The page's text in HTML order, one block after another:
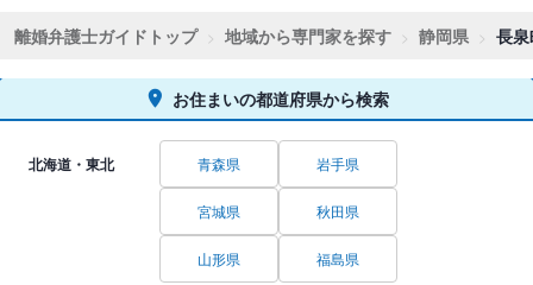
離婚弁護士ガイドトップ 地域から専門家を探す 静岡県 長
お住まいの都道府県から検索
北海道・東北 青森県 岩手県
宮城県 秋田県
山形県 福島県